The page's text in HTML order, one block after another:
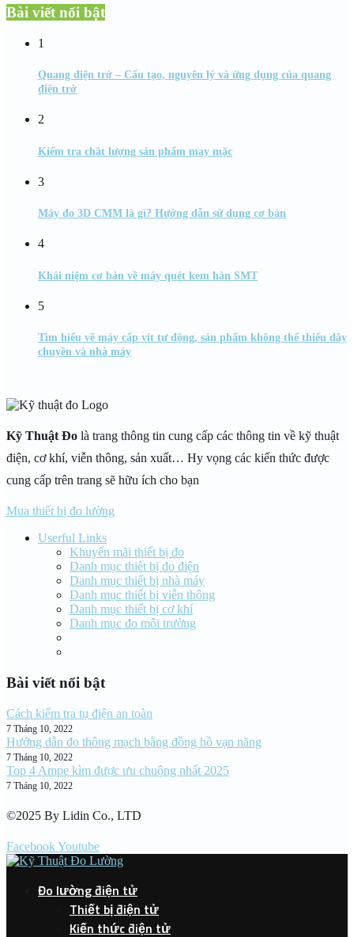
Bài viết nổi bật
1
Quang điện trở – Cấu tạo, nguyên lý và ứng dụng của quang
điện trở
2
Kiểm tra chât lượng sản phẩm may mặc
3
Máy đo 3D CMM là gì? Hướng dẫn sử dụng cơ bản
4
Khái niệm cơ bản về máy quét kem hàn SMT
5
Tìm hiểu về máy cấp vít tự động, sản phẩm không thể thiếu dây
chuyền và nhà máy
Kỹ Thuật Đo là trang thông tin cung cấp các thông tin về kỹ thuật
điện, cơ khí, viễn thông, sản xuất… Hy vọng các kiến thức được
cung cấp trên trang sẽ hữu ích cho bạn
Mua thiết bị đo lường
Userful Links
Khuyến mãi thiết bị đo
Danh mục thiết bị đo điện
Danh mục thiết bị nhà máy
Danh mục thiết bị viễn thông
Danh mục thiết bị cơ khí
Danh mục đo môi trường
Bài viết nổi bật
Cách kiểm tra tụ điện an toàn
7 Tháng 10, 2022
Hướng dẫn đo thông mạch bằng đồng hồ vạn năng
7 Tháng 10, 2022
Top 4 Ampe kìm được ưu chuộng nhất 2025
7 Tháng 10, 2022
©2025 By Lidin Co., LTD
FacebookYoutube
Đo lường điện tử
Thiết bị điện tử
Kiến thức điện tử